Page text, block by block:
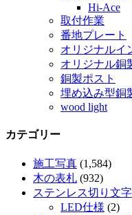
Hi-Ace
取付作業
番地プレート
オリジナルイ
オリジナル銅
銅製ポスト
埋め込み型銅
wood light
カテゴリー
施工写真 (1,584)
木の表札 (932)
ステンレス切り文
LED仕様 (2)